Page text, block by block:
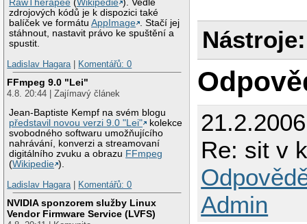
RawTherapee (Wikipedie ). Vedle
zdrojových kódů je k dispozici také
balíček ve formátuAppImage . Stačí jej
stáhnout, nastavit právo ke spuštění a
spustit.
Ladislav Hagara| Komentářů: 0
FFmpeg 9.0 "Lei"
4.8. 20:44 | Zajímavý článek
Jean-Baptiste Kempf na svém blogu
představil novou verzi 9.0 "Lei"
kolekce
svobodného softwaru umožňujícího
nahrávání, konverzi a streamovaní
digitálního zvuku a obrazu FFmpeg
(Wikipedie ).
Ladislav Hagara| Komentářů: 0
NVIDIA sponzorem služby Linux
Vendor Firmware Service (LVFS)
Nástroje:
Re: sit v
Admin